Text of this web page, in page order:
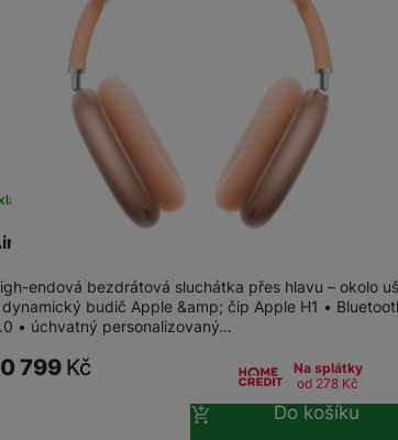
my nebo naši partneři, abychom vám mohli
stránkách třetích stran.
Max (2024) Orange
na 1 prodejně
endová bezdrátová sluchátka přes hlavu – okolo
dynamický budič Apple &amp; čip Apple H1 •
• úchvatný personalizovaný…
799 Kč
Na splátky
od 278 Kč
Do košíku